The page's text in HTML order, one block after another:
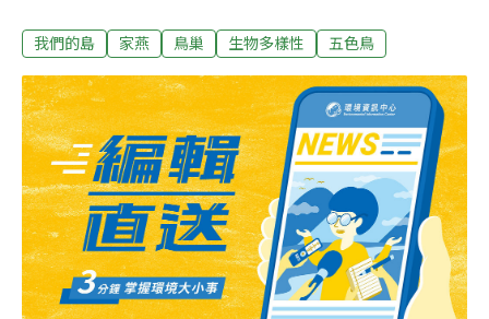
頭望向大樹枝條，晨間運動的人們，正尋找大安森林公園
園之友基金會合作，從 2014年開始，在每年繁殖季進行線
上直播，讓民眾親眼目睹牠們如何傳宗接代。台灣猛禽研
究會研究員王李廉說，育雛期間親鳥帶回來的食物，大概
有70%是鳥類，以往公鳥餵食技巧不太好，今年開播沒多
久，鳥爸爸就開始嘗試餵小孩，這次就很成功，「牠知道
要撕很小塊，小孩也知道要吃。」這不只是研究，也是一
場真實、即時的生命教育。都市裡有食物鏈高層的猛禽，
讓民眾感到很新奇。不過，都市裡讓人感到新奇的鳥巢，
可不止這一個。牠們在不同地方築巢珠頸斑鳩會躲在人來
我們的島 家燕 鳥巢 生物多樣性 五色鳥